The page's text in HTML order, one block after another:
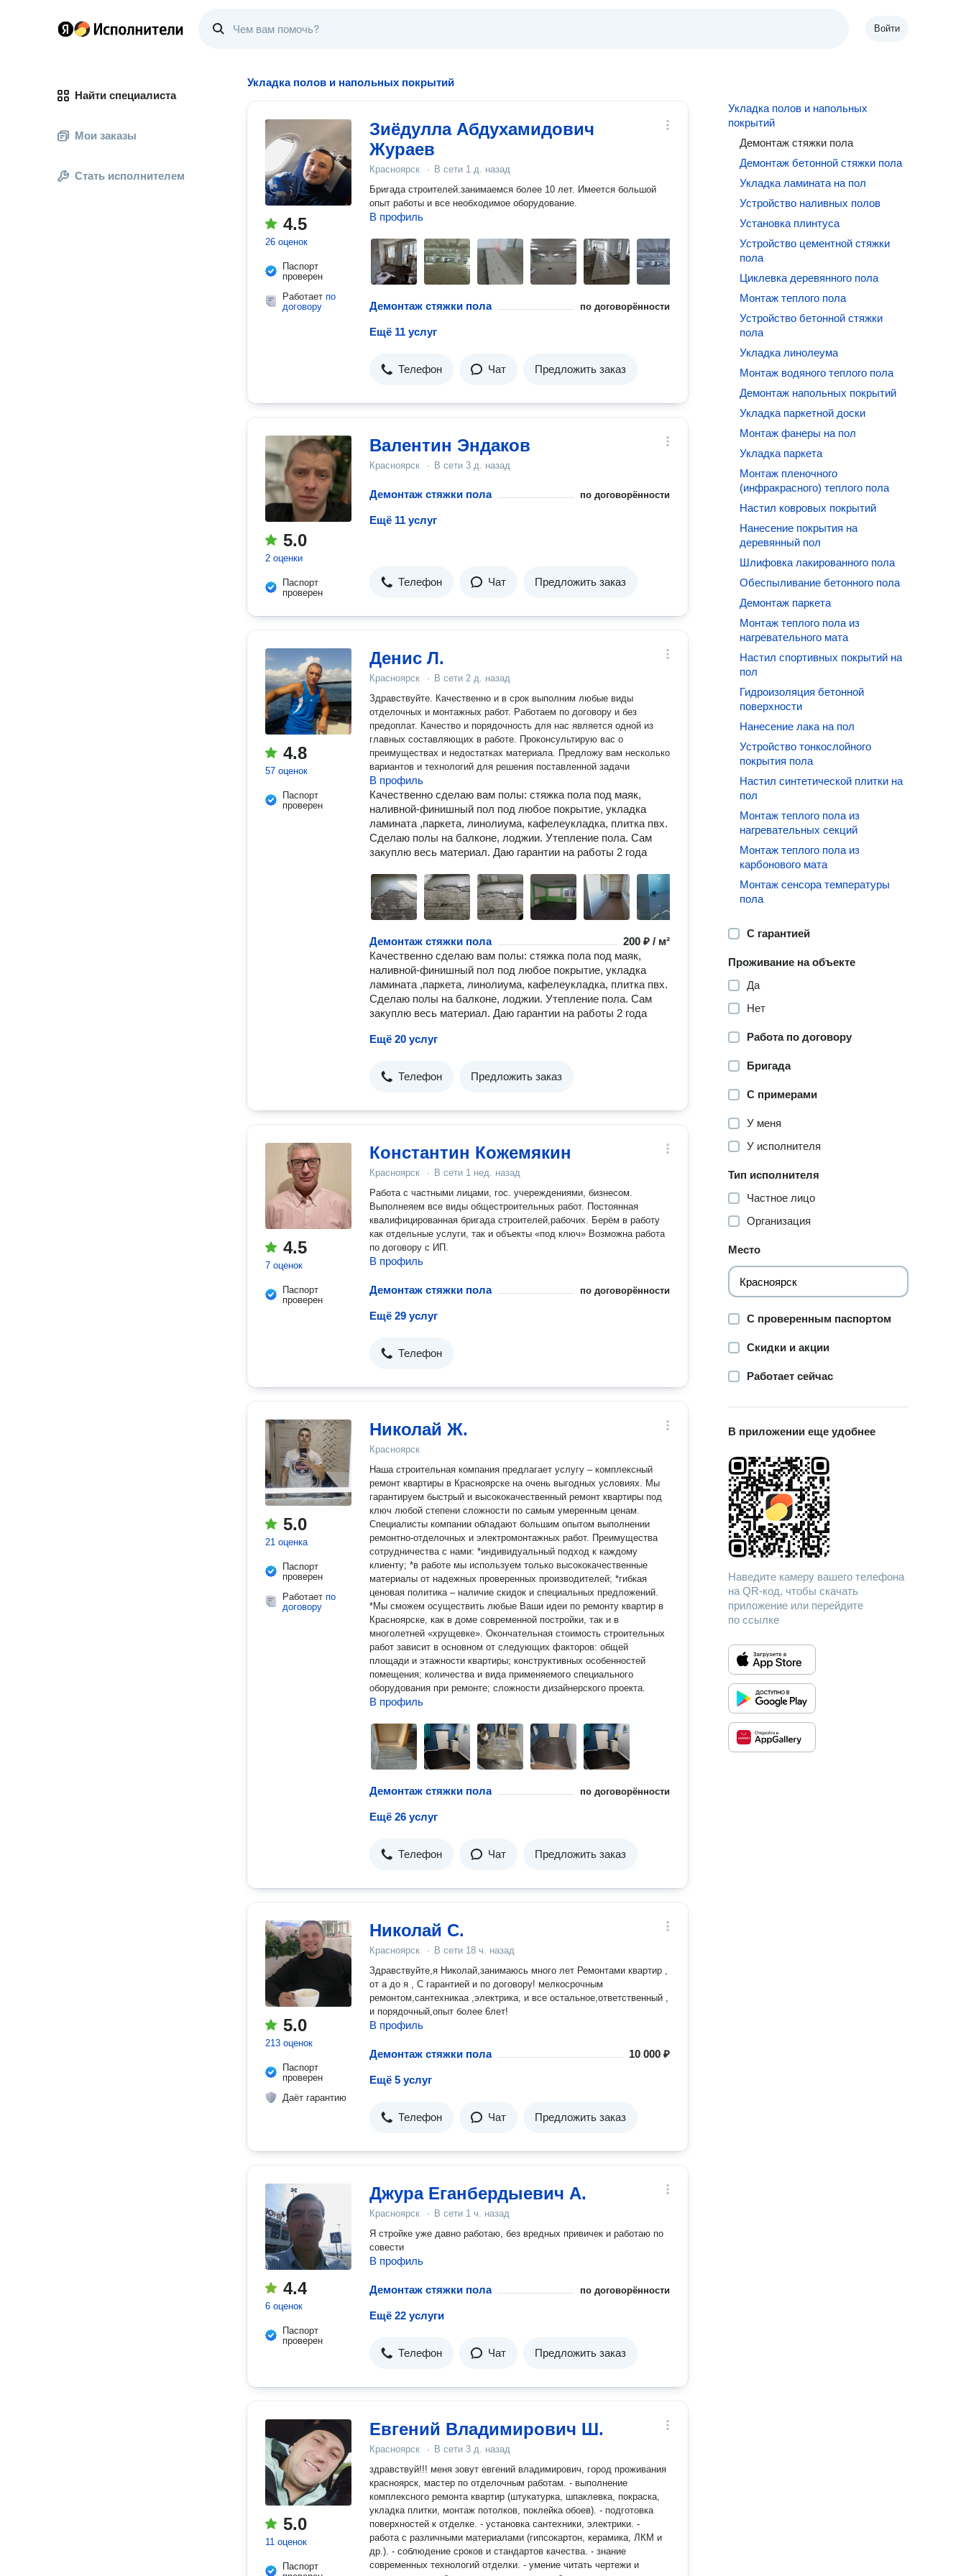
Войти
Найти специалиста
Мои заказы
Стать исполнителем
Укладка полов и напольных покрытий
4.5
26 оценок
Паспорт
проверен
Работает по
договору
Зиёдулла Абдухамидович
Жураев
Красноярск · В сети 1 д. назад
Бригада строителей.занимаемся более 10 лет. Имеется большой
опыт работы и все необходимое оборудование.
В профиль
Демонтаж стяжки пола по договорённости
Ещё 11 услуг
Телефон Чат Предложить заказ
5.0
2 оценки
Паспорт
проверен
Валентин Эндаков
Красноярск · В сети 3 д. назад
Демонтаж стяжки пола по договорённости
Ещё 11 услуг
Телефон Чат Предложить заказ
4.8
57 оценок
Паспорт
проверен
Денис Л.
Красноярск · В сети 2 д. назад
Здравствуйте. Качественно и в срок выполним любые виды
отделочных и монтажных работ. Работаем по договору и без
предоплат. Качество и порядочность для нас является одной из
главных составляющих в работе. Проконсультирую вас о
преимуществах и недостатках материала. Предложу вам несколько
вариантов и технологий для решения поставленной задачи
В профиль
Качественно сделаю вам полы: стяжка пола под маяк,
наливной-финишный пол под любое покрытие, укладка
ламината ,паркета, линолиума, кафелеукладка, плитка пвх.
Сделаю полы на балконе, лоджии. Утепление пола. Сам
закуплю весь материал. Даю гарантии на работы 2 года
Демонтаж стяжки пола
200 ₽ / м²
Качественно сделаю вам полы: стяжка пола под маяк,
наливной-финишный пол под любое покрытие, укладка
ламината ,паркета, линолиума, кафелеукладка, плитка пвх.
Сделаю полы на балконе, лоджии. Утепление пола. Сам
закуплю весь материал. Даю гарантии на работы 2 года
Ещё 20 услуг
Телефон Предложить заказ
4.5
7 оценок
Паспорт
проверен
Константин Кожемякин
Красноярск · В сети 1 нед. назад
Работа с частными лицами, гос. учереждениями, бизнесом.
Выполнеяем все виды общестроительных работ. Постоянная
квалифицированная бригада строителей,рабочих. Берём в работу
как отдельные услуги, так и объекты «под ключ» Возможна работа
по договору с ИП.
В профиль
Демонтаж стяжки пола по договорённости
Ещё 29 услуг
Телефон
5.0
21 оценка
Паспорт
проверен
Работает по
договору
Николай Ж.
Красноярск
Наша строительная компания предлагает услугу – комплексный
ремонт квартиры в Красноярске на очень выгодных условиях. Мы
гарантируем быстрый и высококачественный ремонт квартиры под
ключ любой степени сложности по самым умеренным ценам.
Специалисты компании обладают большим опытом выполнении
ремонтно-отделочных и электромонтажных работ. Преимущества
сотрудничества с нами: *индивидуальный подход к каждому
клиенту; *в работе мы используем только высококачественные
материалы от надежных проверенных производителей; *гибкая
ценовая политика – наличие скидок и специальных предложений.
*Мы сможем осуществить любые Ваши идеи по ремонту квартир в
Красноярске, как в доме современной постройки, так и в
многолетней «хрущевке». Окончательная стоимость строительных
работ зависит в основном от следующих факторов: общей
площади и этажности квартиры; конструктивных особенностей
помещения; количества и вида применяемого специального
оборудования при ремонте; сложности дизайнерского проекта.
В профиль
Демонтаж стяжки пола по договорённости
Ещё 26 услуг
Телефон Чат Предложить заказ
5.0
213 оценок
Паспорт
проверен
Даёт гарантию
Николай С.
Красноярск · В сети 18 ч. назад
Здравствуйте,я Николай,занимаюсь много лет Ремонтами квартир ,
от а до я , С гарантией и по договору! мелкосрочным
ремонтом,сантехникаа ,электрика, и все остальное,ответственный ,
и порядочный,опыт более 6лет!
В профиль
Демонтаж стяжки пола 10 000 ₽
Ещё 5 услуг
Телефон Чат Предложить заказ
4.4
6 оценок
Паспорт
проверен
Джура Еганбердыевич А.
Красноярск · В сети 1 ч. назад
Я стройке уже давно работаю, без вредных привичек и работаю по
совести
В профиль
Демонтаж стяжки пола по договорённости
Ещё 22 услуги
Телефон Чат Предложить заказ
5.0
11 оценок
Паспорт
Евгений Владимирович Ш.
Красноярск · В сети 3 д. назад
здравствуй!!! меня зовут евгений владимирович, город проживания
красноярск, мастер по отделочным работам. - выполнение
комплексного ремонта квартир (штукатурка, шпаклевка, покраска,
укладка плитки, монтаж потолков, поклейка обоев). - подготовка
поверхностей к отделке. - установка сантехники, электрики. -
работа с различными материалами (гипсокартон, керамика, ЛКМ и
др.). - соблюдение сроков и стандартов качества. - знание
современных технологий отделки. - умение читать чертежи и
Укладка полов и напольных
покрытий
Демонтаж стяжки пола
Демонтаж бетонной стяжки пола
Укладка ламината на пол
Устройство наливных полов
Установка плинтуса
Устройство цементной стяжки
пола
Циклевка деревянного пола
Монтаж теплого пола
Устройство бетонной стяжки
пола
Укладка линолеума
Монтаж водяного теплого пола
Демонтаж напольных покрытий
Укладка паркетной доски
Монтаж фанеры на пол
Укладка паркета
Монтаж пленочного
(инфракрасного) теплого пола
Настил ковровых покрытий
Нанесение покрытия на
деревянный пол
Шлифовка лакированного пола
Обеспыливание бетонного пола
Демонтаж паркета
Монтаж теплого пола из
нагревательного мата
Настил спортивных покрытий на
пол
Гидроизоляция бетонной
поверхности
Нанесение лака на пол
Устройство тонкослойного
покрытия пола
Настил синтетической плитки на
пол
Монтаж теплого пола из
нагревательных секций
Монтаж теплого пола из
карбонового мата
Монтаж сенсора температуры
пола
С гарантией
Проживание на объекте
Да
Нет
Работа по договору
Бригада
С примерами
У меня
У исполнителя
Тип исполнителя
Частное лицо
Организация
Место
С проверенным паспортом
Скидки и акции
Работает сейчас
В приложении еще удобнее
Наведите камеру вашего телефона
на QR-код, чтобы скачать
приложение или перейдите
по ссылке